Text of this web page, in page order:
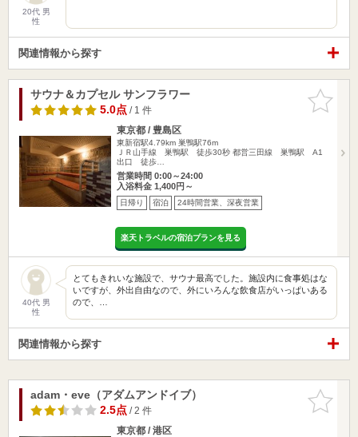
20代 男
性
関連情報から探す
お気に入
りに追加
サウナ＆カプセル サンフラワー
5.0点/ 1 件
東京都 / 豊島区
東新宿駅4.79km 巣鴨駅76m
ＪＲ山手線 巣鴨駅 徒歩30秒 都営三田線 巣鴨駅 A1
出口 徒歩…
営業時間 0:00～24:00
入浴料金 1,400円～
日帰り 宿泊 24時間営業、深夜営業
楽天トラベルの宿泊プランを見る
40代 男
性
とてもきれいな施設で、サウナ最高でした。施設内に食事処はな
いですが、外出自由なので、外にいろんな飲食店がいっぱいある
ので、…
関連情報から探す
お気に入
りに追加
adam・eve（アダムアンドイブ）
2.5点/ 2 件
東京都 / 港区